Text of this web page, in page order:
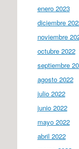
enero 2023
diciembre
noviembre
octubre 2022
septiembre
agosto 2022
julio 2022
junio 2022
mayo 2022
abril 2022